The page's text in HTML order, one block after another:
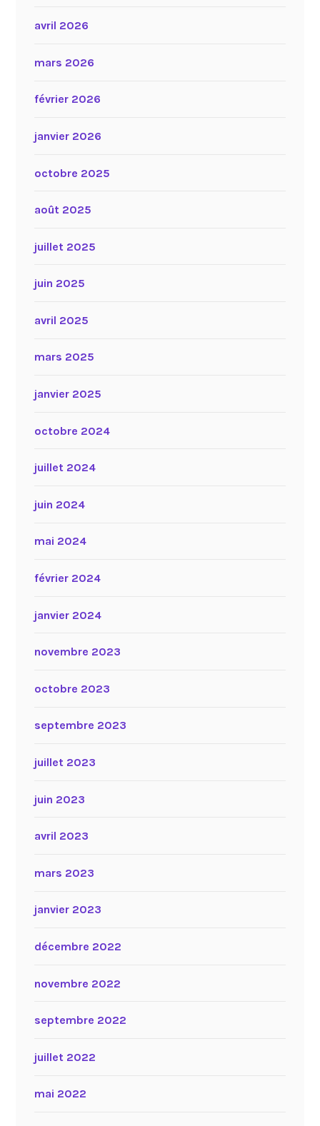
avril 2026
mars 2026
février 2026
janvier 2026
octobre 2025
août 2025
juillet 2025
juin 2025
avril 2025
mars 2025
janvier 2025
octobre 2024
juillet 2024
juin 2024
mai 2024
février 2024
janvier 2024
novembre 2023
octobre 2023
septembre 2023
juillet 2023
juin 2023
avril 2023
mars 2023
janvier 2023
décembre 2022
novembre 2022
septembre 2022
juillet 2022
mai 2022